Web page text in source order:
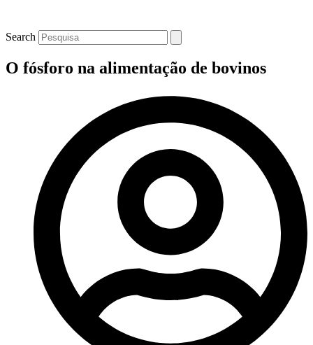
Search
O fósforo na alimentação de bovinos